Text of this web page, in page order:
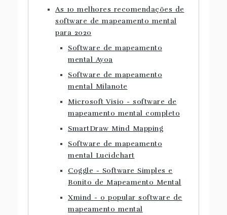
As 10 melhores recomendações de
software de mapeamento mental
para 2020
Software de mapeamento
mental Ayoa
Software de mapeamento
mental Milanote
Microsoft Visio - software de
mapeamento mental completo
SmartDraw Mind Mapping
Software de mapeamento
mental Lucidchart
Coggle - Software Simples e
Bonito de Mapeamento Mental
Xmind - o popular software de
mapeamento mental